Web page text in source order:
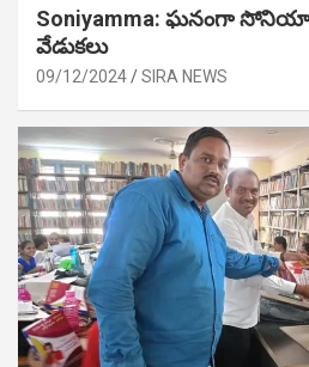
Soniyamma: ఘ‌నంగా
వేడుక‌లు
09/12/2024 SIRA NEWS